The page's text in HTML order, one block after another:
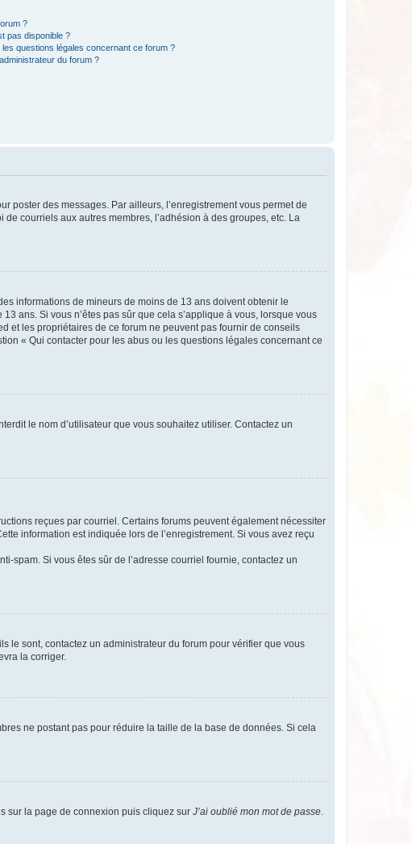
?
pas disponible ?
questions légales concernant ce forum ?
du forum ?
poster des messages. Par ailleurs, l’enregistrement vous permet de
courriels aux autres membres, l’adhésion à des groupes, etc. La
informations de mineurs de moins de 13 ans doivent obtenir le
ans. Si vous n’êtes pas sûr que cela s’applique à vous, lorsque vous
et les propriétaires de ce forum ne peuvent pas fournir de conseils
« Qui contacter pour les abus ou les questions légales concernant ce
le nom d’utilisateur que vous souhaitez utiliser. Contactez un
reçues par courriel. Certains forums peuvent également nécessiter
information est indiquée lors de l’enregistrement. Si vous avez reçu
spam. Si vous êtes sûr de l’adresse courriel fournie, contactez un
le sont, contactez un administrateur du forum pour vérifier que vous
la corriger.
ne postant pas pour réduire la taille de la base de données. Si cela
sur la page de connexion puis cliquez sur J’ai oublié mon mot de passe